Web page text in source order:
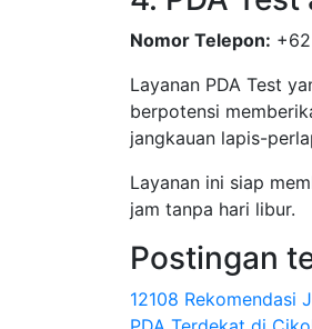
Nomor Telepon:
Layanan PDA Test
berpotensi
jangkauan lapis-
Layanan ini siap
jam tanpa hari libur.
Postingan
12108 Rekomendasi